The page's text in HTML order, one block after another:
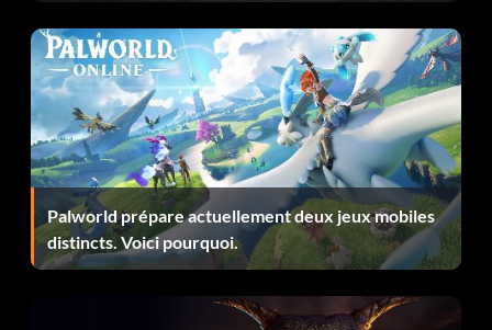
Palworld prépare actuellement deux jeux mobiles
distincts. Voici pourquoi.